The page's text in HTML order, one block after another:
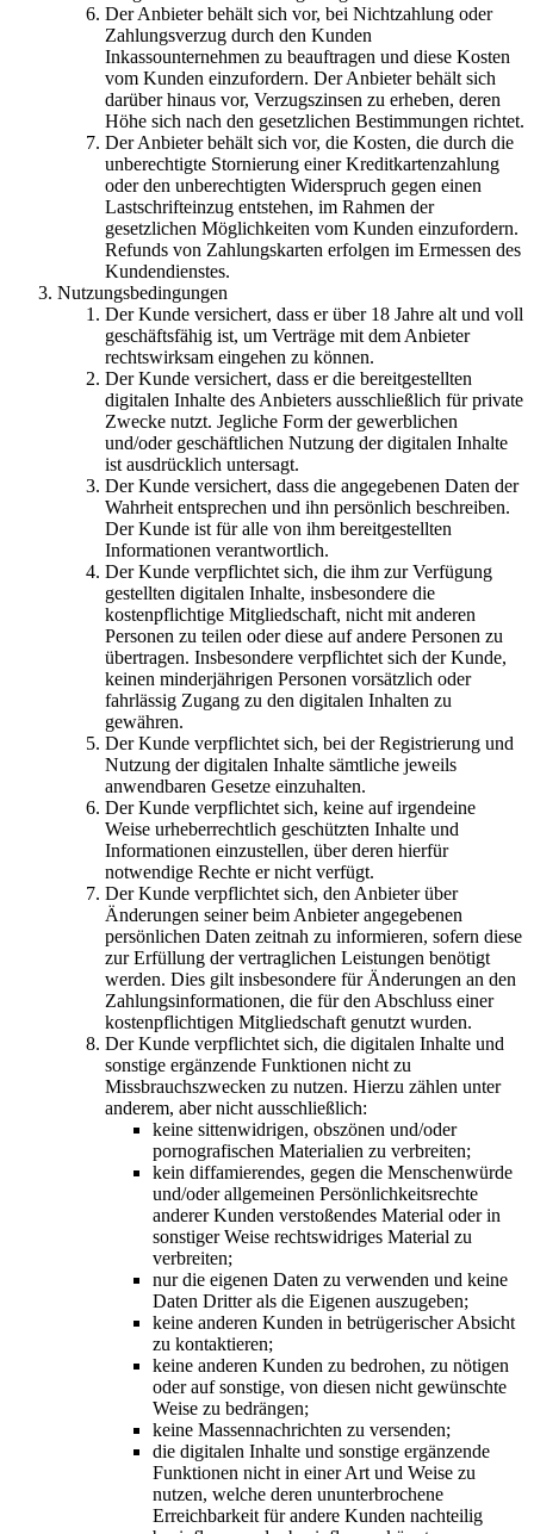
Der Anbieter behält sich vor, bei Nichtzahlung oder
Zahlungsverzug durch den Kunden
Inkassounternehmen zu beauftragen und diese Kosten
vom Kunden einzufordern. Der Anbieter behält sich
darüber hinaus vor, Verzugszinsen zu erheben, deren
Höhe sich nach den gesetzlichen Bestimmungen richtet.
Der Anbieter behält sich vor, die Kosten, die durch die
unberechtigte Stornierung einer Kreditkartenzahlung
oder den unberechtigten Widerspruch gegen einen
Lastschrifteinzug entstehen, im Rahmen der
gesetzlichen Möglichkeiten vom Kunden einzufordern.
Refunds von Zahlungskarten erfolgen im Ermessen des
Kundendienstes.
Nutzungsbedingungen
Der Kunde versichert, dass er über 18 Jahre alt und voll
geschäftsfähig ist, um Verträge mit dem Anbieter
rechtswirksam eingehen zu können.
Der Kunde versichert, dass er die bereitgestellten
digitalen Inhalte des Anbieters ausschließlich für private
Zwecke nutzt. Jegliche Form der gewerblichen
und/oder geschäftlichen Nutzung der digitalen Inhalte
ist ausdrücklich untersagt.
Der Kunde versichert, dass die angegebenen Daten der
Wahrheit entsprechen und ihn persönlich beschreiben.
Der Kunde ist für alle von ihm bereitgestellten
Informationen verantwortlich.
Der Kunde verpflichtet sich, die ihm zur Verfügung
gestellten digitalen Inhalte, insbesondere die
kostenpflichtige Mitgliedschaft, nicht mit anderen
Personen zu teilen oder diese auf andere Personen zu
übertragen. Insbesondere verpflichtet sich der Kunde,
keinen minderjährigen Personen vorsätzlich oder
fahrlässig Zugang zu den digitalen Inhalten zu
gewähren.
Der Kunde verpflichtet sich, bei der Registrierung und
Nutzung der digitalen Inhalte sämtliche jeweils
anwendbaren Gesetze einzuhalten.
Der Kunde verpflichtet sich, keine auf irgendeine
Weise urheberrechtlich geschützten Inhalte und
Informationen einzustellen, über deren hierfür
notwendige Rechte er nicht verfügt.
Der Kunde verpflichtet sich, den Anbieter über
Änderungen seiner beim Anbieter angegebenen
persönlichen Daten zeitnah zu informieren, sofern diese
zur Erfüllung der vertraglichen Leistungen benötigt
werden. Dies gilt insbesondere für Änderungen an den
Zahlungsinformationen, die für den Abschluss einer
kostenpflichtigen Mitgliedschaft genutzt wurden.
Der Kunde verpflichtet sich, die digitalen Inhalte und
sonstige ergänzende Funktionen nicht zu
Missbrauchszwecken zu nutzen. Hierzu zählen unter
anderem, aber nicht ausschließlich:
keine sittenwidrigen, obszönen und/oder
pornografischen Materialien zu verbreiten;
kein diffamierendes, gegen die Menschenwürde
und/oder allgemeinen Persönlichkeitsrechte
anderer Kunden verstoßendes Material oder in
sonstiger Weise rechtswidriges Material zu
verbreiten;
nur die eigenen Daten zu verwenden und keine
Daten Dritter als die Eigenen auszugeben;
keine anderen Kunden in betrügerischer Absicht
zu kontaktieren;
keine anderen Kunden zu bedrohen, zu nötigen
oder auf sonstige, von diesen nicht gewünschte
Weise zu bedrängen;
keine Massennachrichten zu versenden;
die digitalen Inhalte und sonstige ergänzende
Funktionen nicht in einer Art und Weise zu
nutzen, welche deren ununterbrochene
Erreichbarkeit für andere Kunden nachteilig